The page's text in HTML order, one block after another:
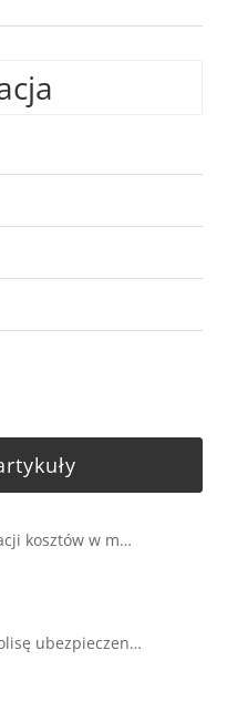
kosztów w m…
ubezpieczen…